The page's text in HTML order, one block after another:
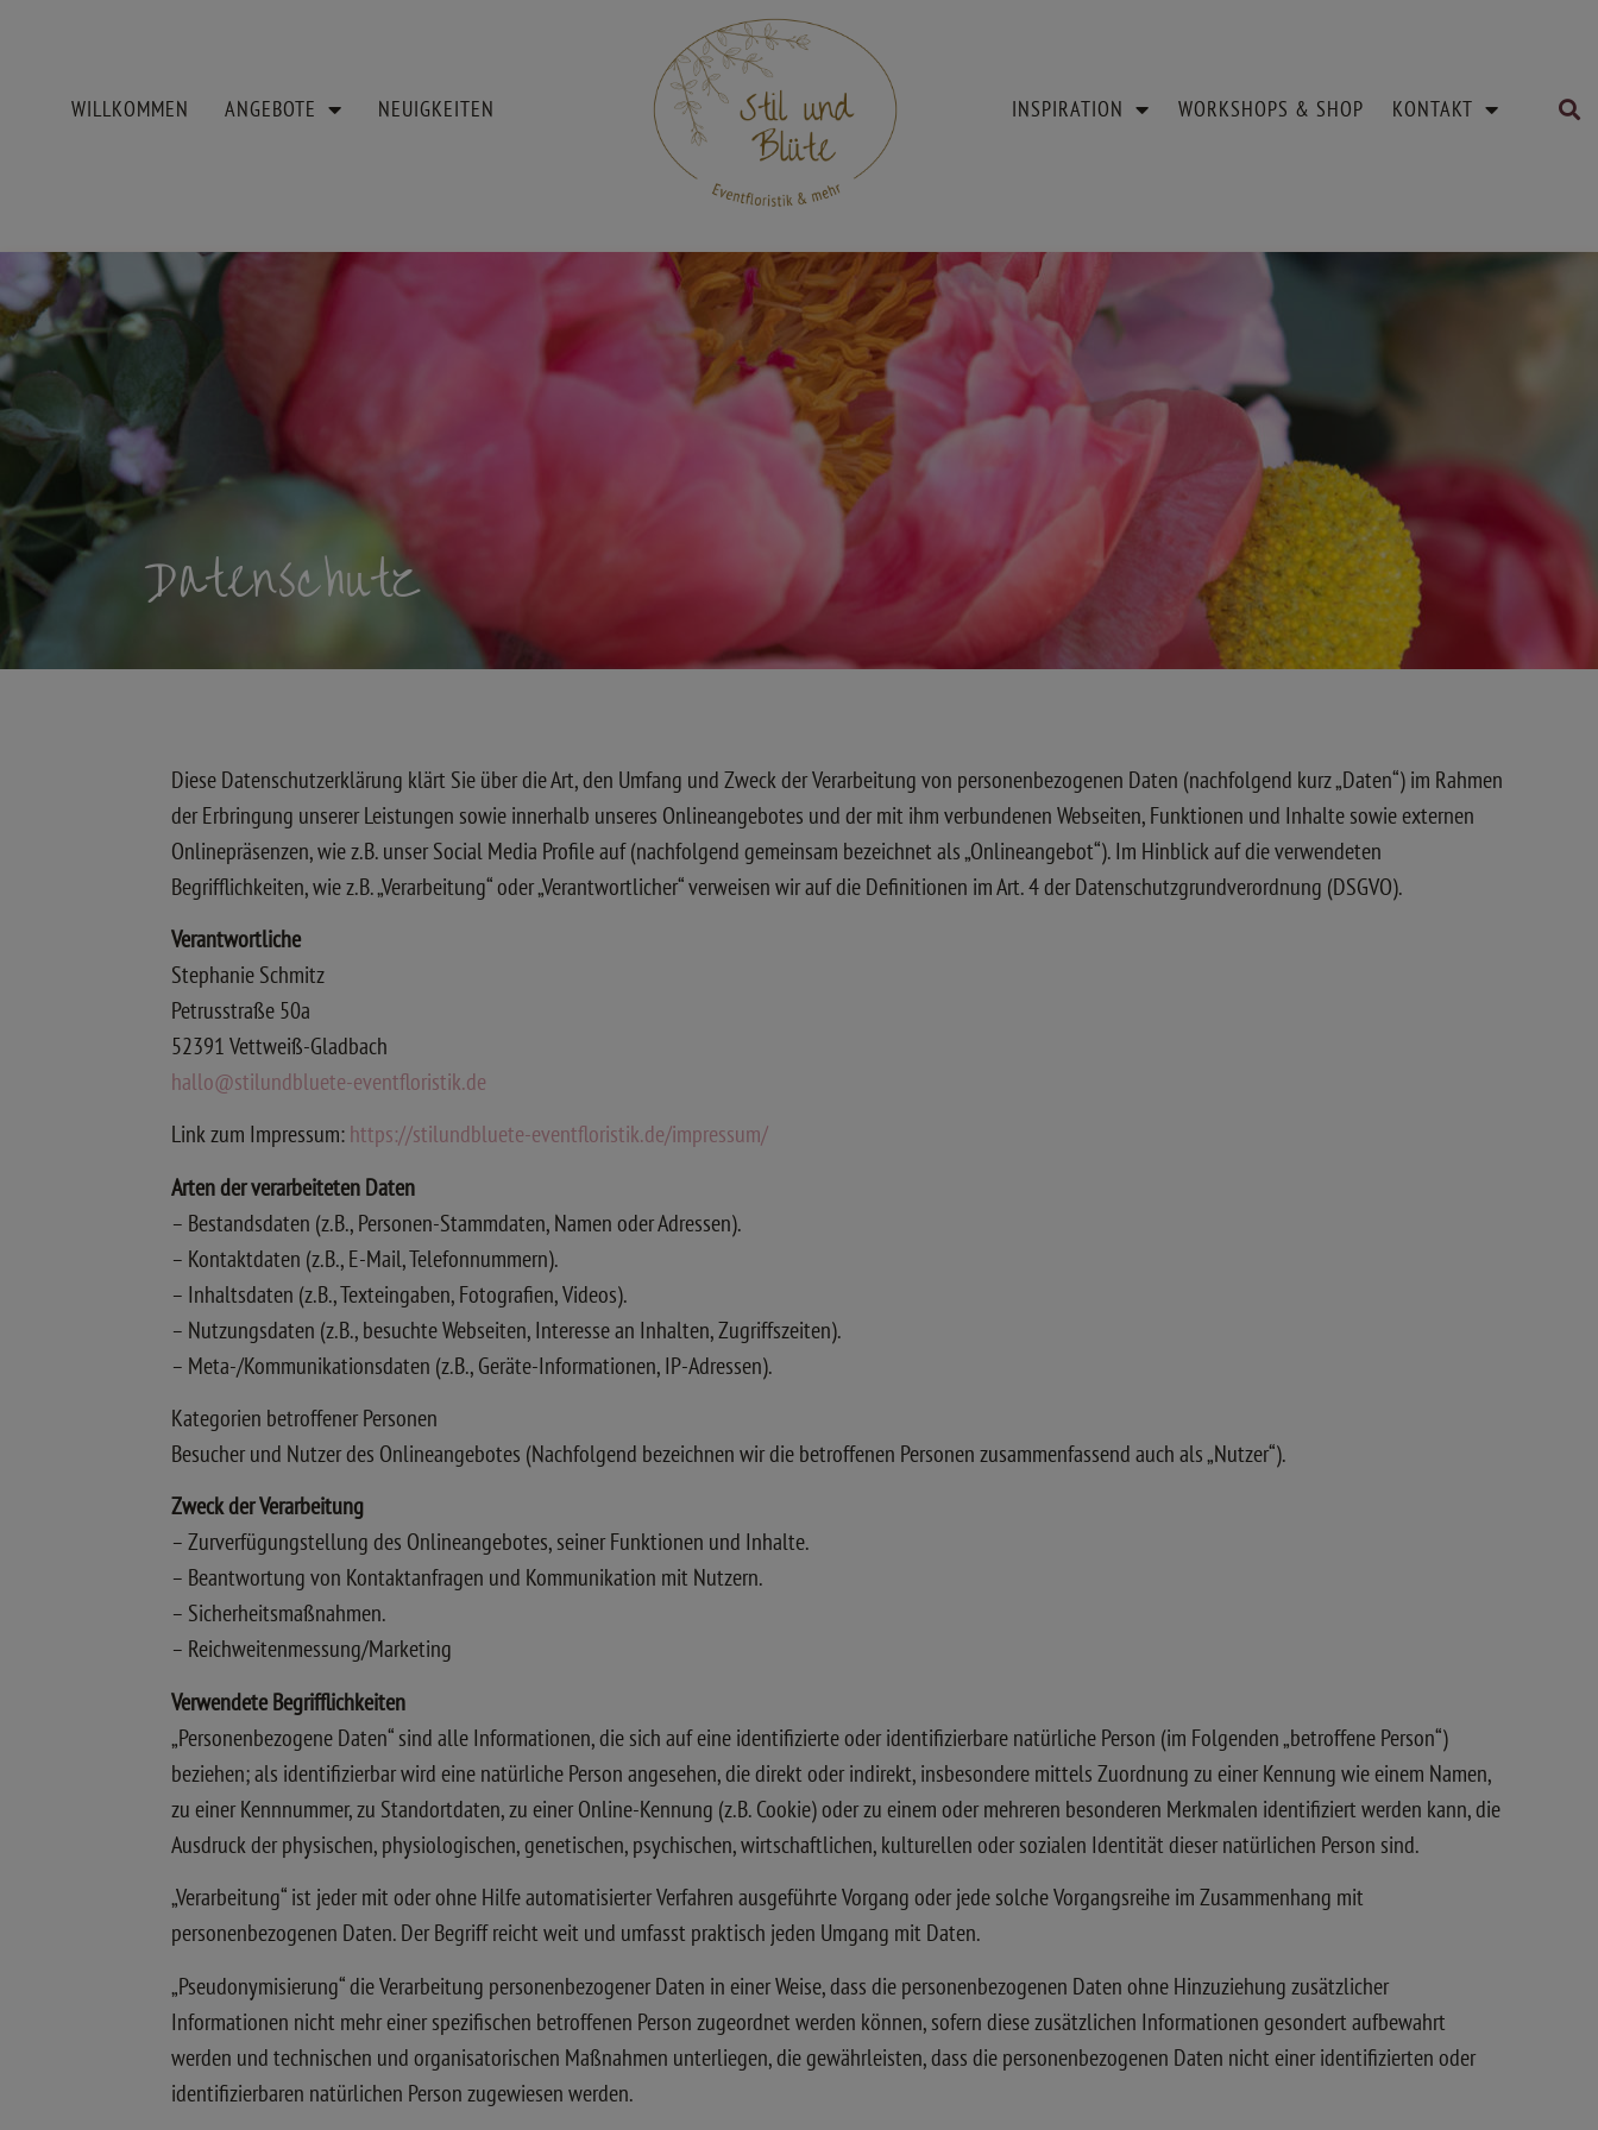
WILLKOMMEN ANGEBOTE NEUIGKEITEN INSPIRATION WORKSHOPS & SHOP KONTAKT
Datenschutz
Diese Datenschutzerklärung klärt Sie über die Art, den Umfang und Zweck der Verarbeitung von personenbezogenen Daten (nachfolgend kurz „Daten“) im Rahmen
der Erbringung unserer Leistungen sowie innerhalb unseres Onlineangebotes und der mit ihm verbundenen Webseiten, Funktionen und Inhalte sowie externen
Onlinepräsenzen, wie z.B. unser Social Media Profile auf (nachfolgend gemeinsam bezeichnet als „Onlineangebot“). Im Hinblick auf die verwendeten
Begrifflichkeiten, wie z.B. „Verarbeitung“ oder „Verantwortlicher“ verweisen wir auf die Definitionen im Art. 4 der Datenschutzgrundverordnung (DSGVO).
Verantwortliche
Stephanie Schmitz
Petrusstraße 50a
52391 Vettweiß-Gladbach
hallo@stilundbluete-eventfloristik.de
Link zum Impressum: https://stilundbluete-eventfloristik.de/impressum/
Arten der verarbeiteten Daten
– Bestandsdaten (z.B., Personen-Stammdaten, Namen oder Adressen).
– Kontaktdaten (z.B., E-Mail, Telefonnummern).
– Inhaltsdaten (z.B., Texteingaben, Fotografien, Videos).
– Nutzungsdaten (z.B., besuchte Webseiten, Interesse an Inhalten, Zugriffszeiten).
– Meta-/Kommunikationsdaten (z.B., Geräte-Informationen, IP-Adressen).
Kategorien betroffener Personen
Besucher und Nutzer des Onlineangebotes (Nachfolgend bezeichnen wir die betroffenen Personen zusammenfassend auch als „Nutzer“).
Zweck der Verarbeitung
– Zurverfügungstellung des Onlineangebotes, seiner Funktionen und Inhalte.
– Beantwortung von Kontaktanfragen und Kommunikation mit Nutzern.
– Sicherheitsmaßnahmen.
– Reichweitenmessung/Marketing
Verwendete Begrifflichkeiten
„Personenbezogene Daten“ sind alle Informationen, die sich auf eine identifizierte oder identifizierbare natürliche Person (im Folgenden „betroffene Person“)
beziehen; als identifizierbar wird eine natürliche Person angesehen, die direkt oder indirekt, insbesondere mittels Zuordnung zu einer Kennung wie einem Namen,
zu einer Kennnummer, zu Standortdaten, zu einer Online-Kennung (z.B. Cookie) oder zu einem oder mehreren besonderen Merkmalen identifiziert werden kann, die
Ausdruck der physischen, physiologischen, genetischen, psychischen, wirtschaftlichen, kulturellen oder sozialen Identität dieser natürlichen Person sind.
„Verarbeitung“ ist jeder mit oder ohne Hilfe automatisierter Verfahren ausgeführte Vorgang oder jede solche Vorgangsreihe im Zusammenhang mit
personenbezogenen Daten. Der Begriff reicht weit und umfasst praktisch jeden Umgang mit Daten.
„Pseudonymisierung“ die Verarbeitung personenbezogener Daten in einer Weise, dass die personenbezogenen Daten ohne Hinzuziehung zusätzlicher
Informationen nicht mehr einer spezifischen betroffenen Person zugeordnet werden können, sofern diese zusätzlichen Informationen gesondert aufbewahrt
werden und technischen und organisatorischen Maßnahmen unterliegen, die gewährleisten, dass die personenbezogenen Daten nicht einer identifizierten oder
identifizierbaren natürlichen Person zugewiesen werden.